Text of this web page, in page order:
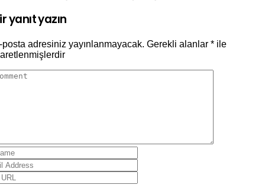
yanıt yazın
posta adresiniz yayınlanmayacak. Gerekli alanlar * ile